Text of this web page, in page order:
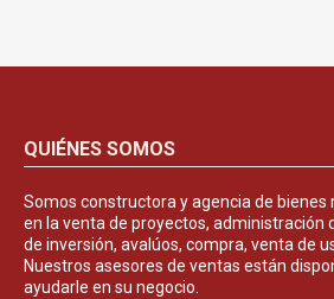
QUIÉNES SOMOS
Somos constructora y agencia de bienes
en la venta de proyectos, administración
de inversión, avalúos, compra, venta de
Nuestros asesores de ventas están
ayudarle en su negocio.